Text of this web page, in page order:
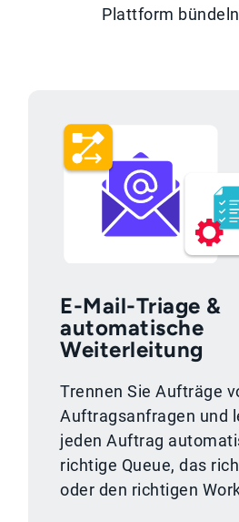
Plattform
E-Mail-Triage &
automatische
Weiterleitung
Trennen Sie Aufträge
Auftragsanfragen und
jeden Auftrag
richtige Queue, das
oder den richtigen